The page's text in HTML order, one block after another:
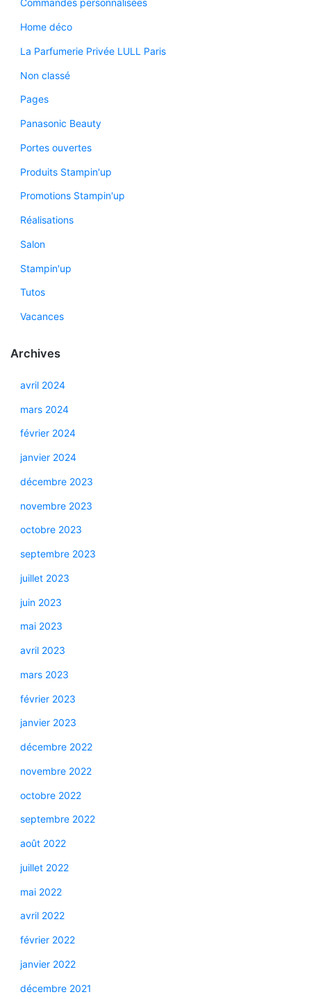
Commandes personnalisées
Home déco
La Parfumerie Privée LULL Paris
Non classé
Pages
Panasonic Beauty
Portes ouvertes
Produits Stampin'up
Promotions Stampin'up
Réalisations
Salon
Stampin'up
Tutos
Vacances
Archives
avril 2024
mars 2024
février 2024
janvier 2024
décembre 2023
novembre 2023
octobre 2023
septembre 2023
juillet 2023
juin 2023
mai 2023
avril 2023
mars 2023
février 2023
janvier 2023
décembre 2022
novembre 2022
octobre 2022
septembre 2022
août 2022
juillet 2022
mai 2022
avril 2022
février 2022
janvier 2022
décembre 2021